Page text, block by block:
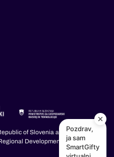
of Slovenia and the
Development Fund.
Pozdrav,
ja sam
SmartGifty